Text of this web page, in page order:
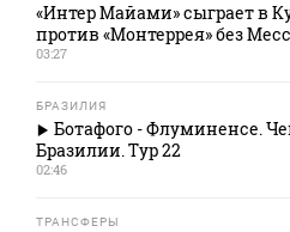
«Интер Майами» сыграет в
против «Монтеррея» без
03:27
БРАЗИЛИЯ
Ботафого - Флуминенсе.
Бразилии. Тур 22
02:46
ТРАНСФЕРЫ